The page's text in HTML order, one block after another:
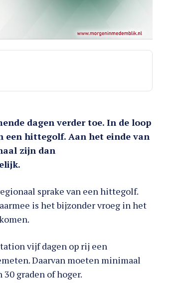
dagen verder toe. In de loop
een hittegolf. Aan het einde van
zijn dan
sprake van een hittegolf.
is het bijzonder vroeg in het
vijf dagen op rij een
Daarvan moeten minimaal
graden of hoger.